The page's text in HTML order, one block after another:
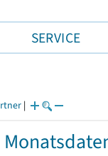
SERVICE
|